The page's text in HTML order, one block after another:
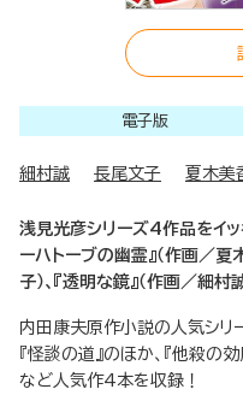
電子版
細村誠 長尾文子 夏木美
浅見光彦シリーズ4作品をイ
ーハトーブの幽霊』（作画／夏
子）、『透明な鏡』（作画／細村
内田康夫原作小説の人気シリ
『怪談の道』のほか、『他殺の
など人気作4本を収録！